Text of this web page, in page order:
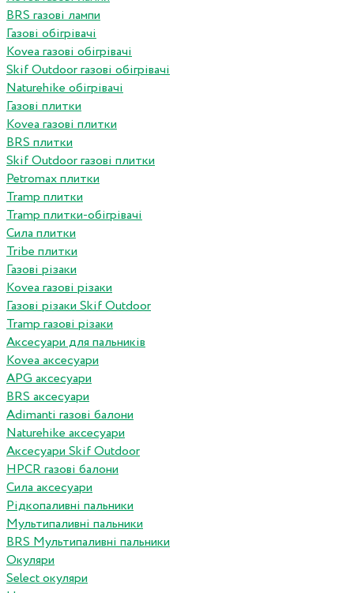
BRS газові лампи
Газові обігрівачі
Kovea газові обігрівачі
Skif Outdoor газові обігрівачі
Naturehike обігрівачі
Газові плитки
Kovea газові плитки
BRS плитки
Skif Outdoor газові плитки
Petromax плитки
Tramp плитки
Tramp плитки-обігрівачі
Сила плитки
Tribe плитки
Газові різаки
Kovea газові різаки
Газові різаки Skif Outdoor
Tramp газові різаки
Аксесуари для пальників
Kovea аксесуари
APG аксесуари
BRS аксесуари
Adimanti газові балони
Naturehike аксесуари
Аксесуари Skif Outdoor
HPCR газові балони
Сила аксесуари
Рідкопаливні пальники
Мультипаливні пальники
BRS Мультипаливні пальники
Окуляри
Select окуляри